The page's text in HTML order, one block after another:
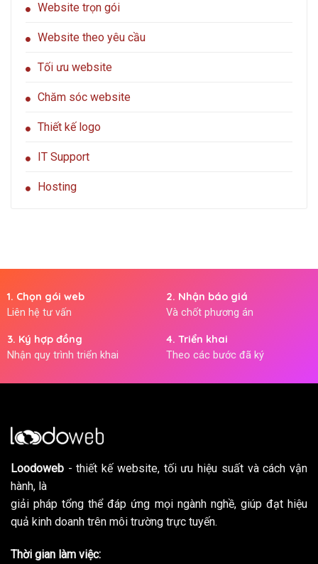
Website trọn gói
Website theo yêu cầu
Tối ưu website
Chăm sóc website
Thiết kế logo
IT Support
Hosting
1. Chọn gói web
Liên hệ tư vấn
2. Nhận báo giá
Và chốt phương án
3. Ký hợp đồng
Nhận quy trình triển khai
4. Triển khai
Theo các bước đã ký
Loodoweb - thiết kế website, tối ưu hiệu suất và cách vận
hành, là
giải pháp tổng thể đáp ứng mọi ngành nghề, giúp đạt hiệu
quả kinh doanh trên môi trường trực tuyến.
Thời gian làm việc: